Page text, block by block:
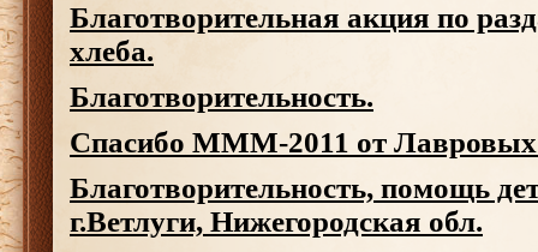
Благотворительная акция по
хлеба.
Благотворительность.
Спасибо МММ-2011 от
Благотворительность, помощь
г.Ветлуги, Нижегородская обл.